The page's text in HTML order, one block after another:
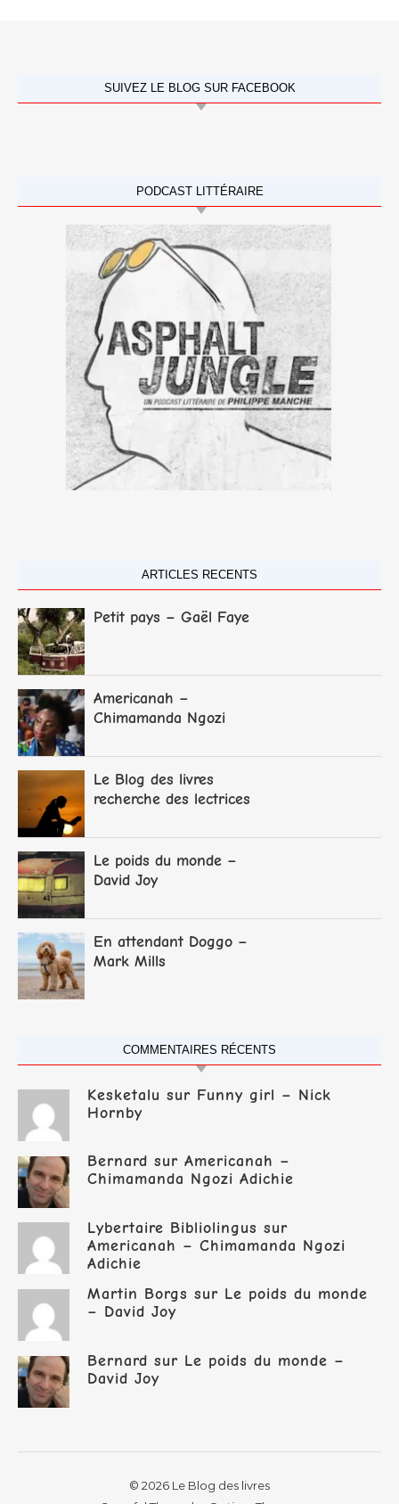
SUIVEZ LE BLOG SUR FACEBOOK
PODCAST LITTÉRAIRE
ARTICLES RECENTS
Petit pays – Gaël Faye
Americanah –
Chimamanda Ngozi
Le Blog des livres
recherche des lectrices
Le poids du monde –
David Joy
En attendant Doggo –
Mark Mills
COMMENTAIRES RÉCENTS
Kesketalu sur Funny girl – Nick
Hornby
Bernard sur Americanah –
Chimamanda Ngozi Adichie
Lybertaire Bibliolingus sur
Americanah – Chimamanda Ngozi
Adichie
Martin Borgs sur Le poids du monde
– David Joy
Bernard sur Le poids du monde –
David Joy
© 2026 Le Blog des livres